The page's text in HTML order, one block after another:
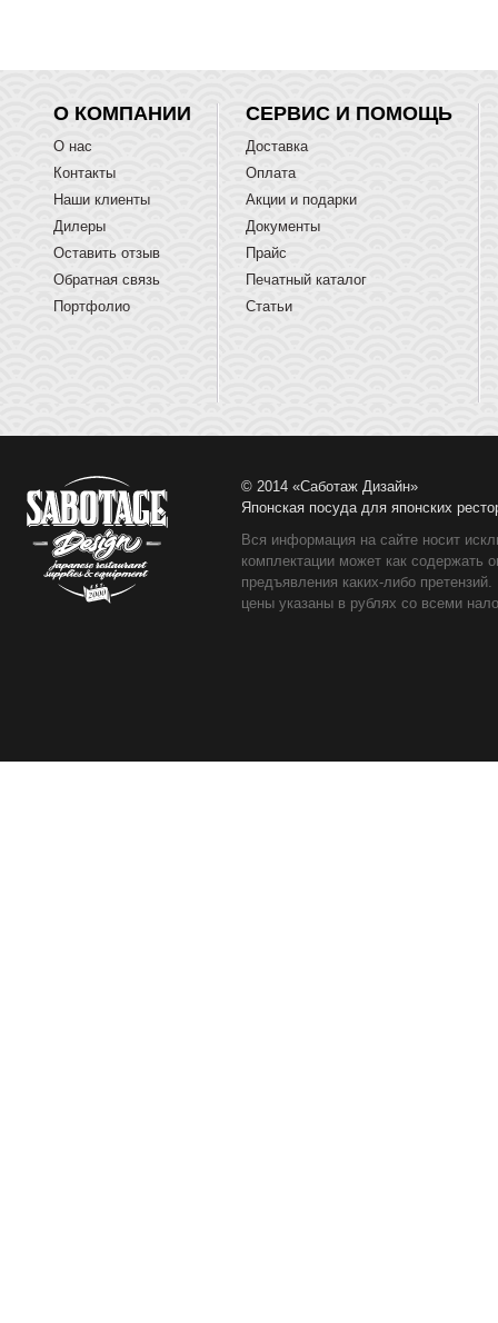
О КОМПАНИИ
О нас
Контакты
Наши клиенты
Дилеры
Оставить отзыв
Обратная связь
Портфолио
СЕРВИС И ПОМОЩЬ
Доставка
Оплата
Акции и подарки
Документы
Прайс
Печатный каталог
Статьи
© 2014 «Саботаж Дизайн»
Японская посуда для японских
Вся информация на сайте носит
комплектации может как содержать
предъявления каких-либо
цены указаны в рублях со всеми